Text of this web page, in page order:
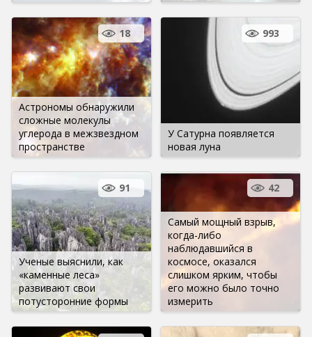
Астрономы обнаружили
сложные молекулы
углерода в межзвездном
пространстве
18
У Сатурна появляется
новая луна
993
Ученые выяснили, как
«каменные леса»
развивают свои
потусторонние формы
91
Самый мощный взрыв,
когда-либо
наблюдавшийся в
космосе, оказался
слишком ярким, чтобы
его можно было точно
измерить
42